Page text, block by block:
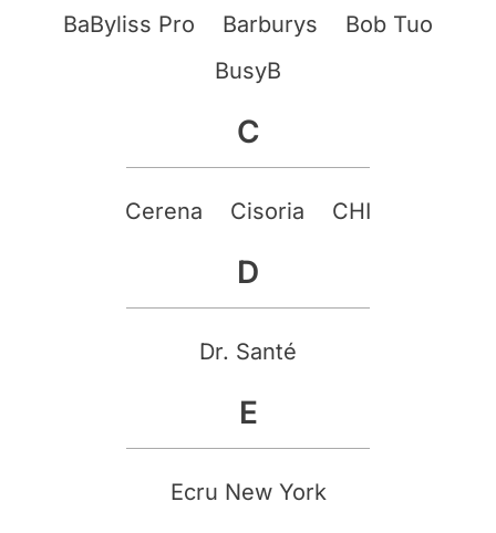
BaByliss Pro Barburys
Bob Tuo
BusyB
C
Cerena Cisoria CHI
D
Dr. Santé
E
Ecru New York